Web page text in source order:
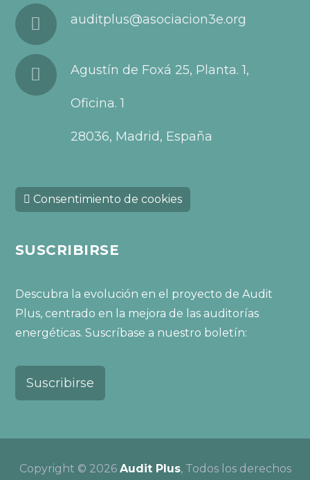
auditplus@asociacion3e.org
Agustín de Foxá 25, Planta. 1,
Oficina. 1
28036, Madrid, España
Consentimiento de cookies
SUSCRIBIRSE
Descubra la evolución en el proyecto de Audit
Plus, centrado en la mejora de las auditorías
energéticas. Suscríbase a nuestro boletín:
Suscribirse
Copyright © 2026 Audit Plus, Todos los derechos